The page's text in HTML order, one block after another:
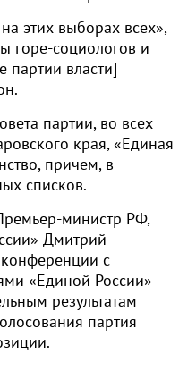
этих выборах всех»,
горе-социологов и
партии власти]
партии, во всех
края, «Единая
причем, в
списков.
министр РФ,
Дмитрий
с
«Единой России»
результатам
партия